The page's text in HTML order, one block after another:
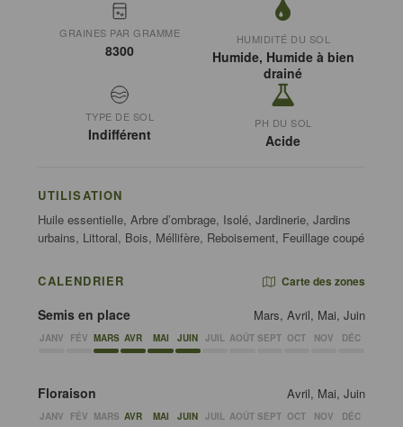
GRAINES PAR GRAMME
8300
HUMIDITÉ DU SOL
Humide, Humide à bien
drainé
TYPE DE SOL
Indifférent
PH DU SOL
Acide
UTILISATION
Huile essentielle, Arbre d’ombrage, Isolé, Jardinerie, Jardins
urbains, Littoral, Bois, Méllifère, Reboisement, Feuillage coupé
CALENDRIER Carte des zones
Semis en place Mars, Avril, Mai, Juin
JANV FÉV MARS AVR MAI JUIN JUIL AOÛT SEPT OCT NOV DÉC
Floraison Avril, Mai, Juin
JANV FÉV MARS AVR MAI JUIN JUIL AOÛT SEPT OCT NOV DÉC